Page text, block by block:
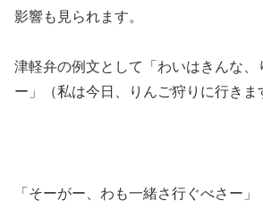
影響も見られます。
津軽弁の例文として「わいはきんな、
ー」（私は今日、りんご狩りに行きま
「そーがー、わも一緒さ行ぐべさー